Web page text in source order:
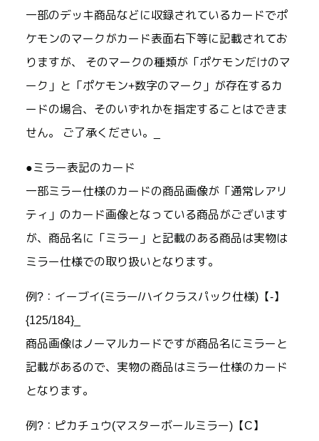
一部のデッキ商品などに収録されているカードでポ
ケモンのマークがカード表面右下等に記載されてお
りますが、 そのマークの種類が「ポケモンだけのマ
ーク」と「ポケモン+数字のマーク」が存在するカ
ードの場合、そのいずれかを指定することはできま
せん。 ご了承ください。_
●ミラー表記のカード
一部ミラー仕様のカードの商品画像が「通常レアリ
ティ」のカード画像となっている商品がございます
が、商品名に「ミラー」と記載のある商品は実物は
ミラー仕様での取り扱いとなります。
例?：イーブイ(ミラー/ハイクラスパック仕様)【-】
{125/184}_
商品画像はノーマルカードですが商品名にミラーと
記載があるので、実物の商品はミラー仕様のカード
となります。
例?：ピカチュウ(マスターボールミラー)【C】